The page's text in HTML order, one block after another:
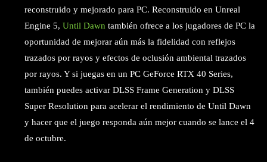
reconstruido y mejorado para PC. Reconstruido en Unreal
Engine 5, Until Dawn también ofrece a los jugadores de PC la
oportunidad de mejorar aún más la fidelidad con reflejos
trazados por rayos y efectos de oclusión ambiental trazados
por rayos. Y si juegas en un PC GeForce RTX 40 Series,
también puedes activar DLSS Frame Generation y DLSS
Super Resolution para acelerar el rendimiento de Until Dawn
y hacer que el juego responda aún mejor cuando se lance el 4
de octubre.